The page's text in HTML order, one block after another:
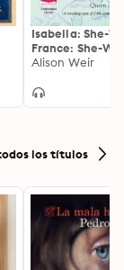
Isabella: She-
France: She-
France
Alison Weir
los títulos